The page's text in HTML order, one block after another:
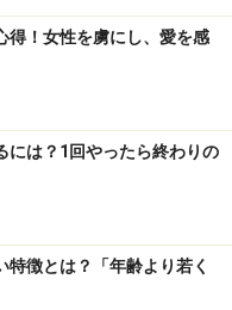
争奪戦。
ト男子」は40代にな
ミングでやっと婚活を
職のおまけつきで、ぴ
を始めれば「優良物
得！女性を虜にし、愛を感
には？1回やったら終わりの
特徴とは？「年齢より若く